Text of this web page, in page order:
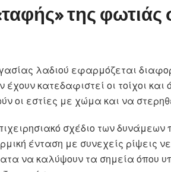
της
λαδιού εφαρμόζεται
κατεδαφιστεί οι τοίχοι
οι εστίες με χώμα και να
σχέδιο των
ένταση με συνεχείς ρίψεις
να καλύψουν τα σημεία όπου